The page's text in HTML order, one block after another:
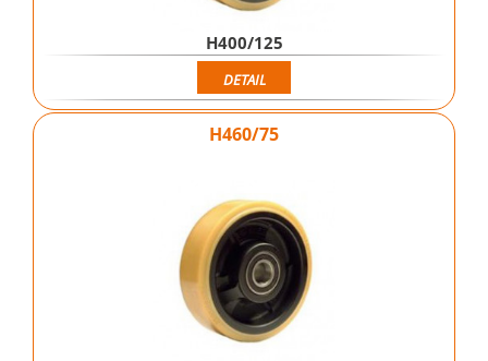
H400/125
DETAIL
H460/75